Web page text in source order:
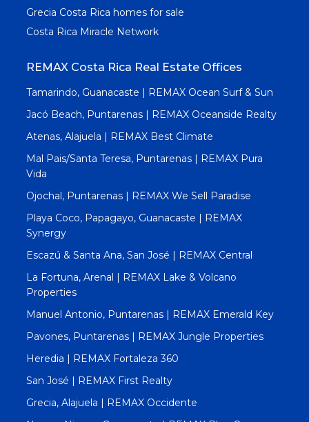
Grecia Costa Rica homes for sale
Costa Rica Miracle Network
REMAX Costa Rica Real Estate Offices
Tamarindo, Guanacaste | REMAX Ocean Surf & Sun
Jacó Beach, Puntarenas | REMAX Oceanside Realty
Atenas, Alajuela | REMAX Best Climate
Mal Pais/Santa Teresa, Puntarenas | REMAX Pura
Vida
Ojochal, Puntarenas | REMAX We Sell Paradise
Playa Coco, Papagayo, Guanacaste | REMAX
Synergy
Escazú & Santa Ana, San José | REMAX Central
La Fortuna, Arenal | REMAX Lake & Volcano
Properties
Manuel Antonio, Puntarenas | REMAX Emerald Key
Pavones, Puntarenas | REMAX Jungle Properties
Heredia | REMAX Fortaleza 360
San José | REMAX First Realty
Grecia, Alajuela | REMAX Occidente